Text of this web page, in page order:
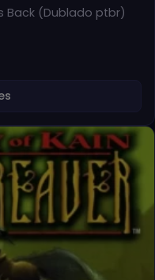
Back (Dublado ptbr)